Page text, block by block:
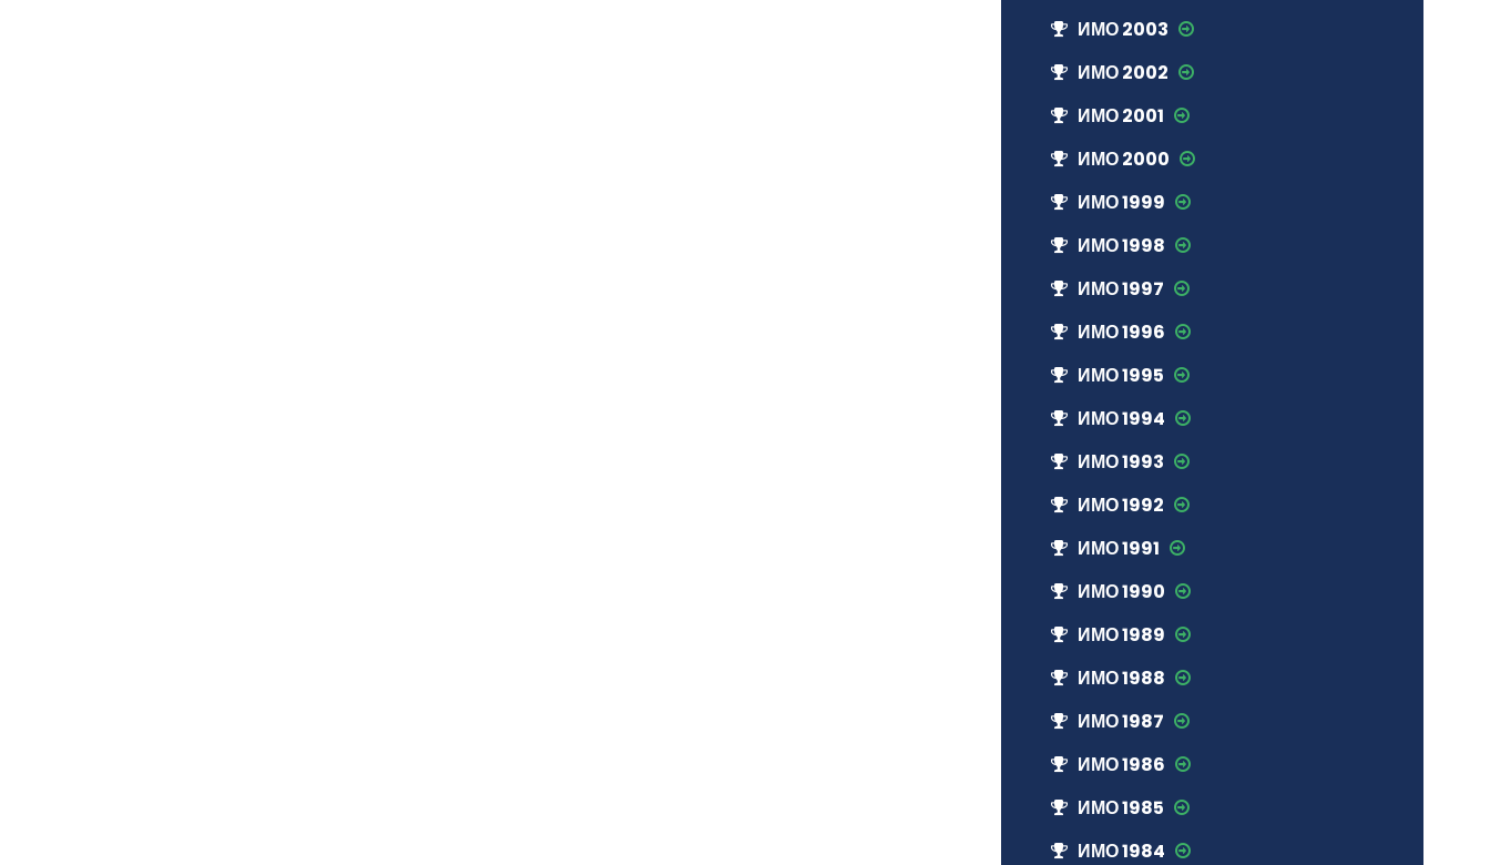
ИМО 2003
ИМО 2002
ИМО 2001
ИМО 2000
ИМО 1999
ИМО 1998
ИМО 1997
ИМО 1996
ИМО 1995
ИМО 1994
ИМО 1993
ИМО 1992
ИМО 1991
ИМО 1990
ИМО 1989
ИМО 1988
ИМО 1987
ИМО 1986
ИМО 1985
ИМО 1984